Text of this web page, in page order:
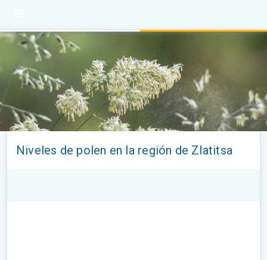
Niveles de polen en la región de Zlatitsa